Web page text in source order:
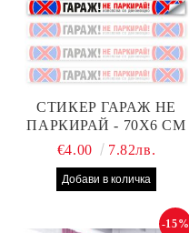
СТИКЕР ГАРАЖ НЕ
ПАРКИРАЙ - 70Х6 СМ
€4.00
7.82лв.
-15%